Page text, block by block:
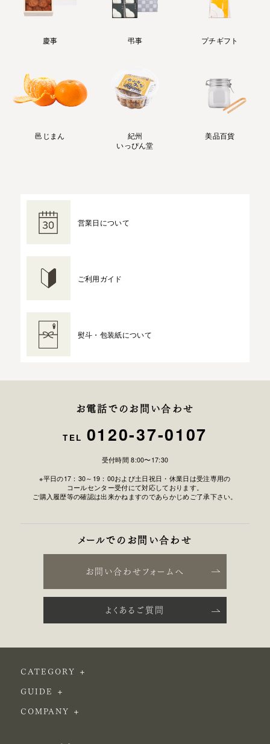
慶事 弔事 プチギフト
邑じまん
紀州
いっぴん堂
美品百貨
営業日について
ご利用ガイド
熨斗・包装紙について
お電話でのお問い合わせ
TEL 0120-37-0107
受付時間 8:00〜17:30
※平日の17：30～19：00および土日祝日・休業日は受注専用の
コールセンター受付にて対応しております。
ご購入履歴等の確認は出来かねますのであらかじめご了承下さい。
メールでのお問い合わせ
お問い合わせフォームへ
よくあるご質問
CATEGORY
GUIDE
COMPANY